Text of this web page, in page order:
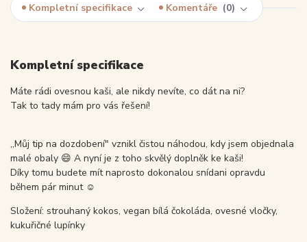
Kompletní specifikace Komentáře 0
Kompletní specifikace
Máte rádi ovesnou kaši, ale nikdy nevíte, co dát na ni?
Tak to tady mám pro vás řešení!
,,Můj tip na dozdobení" vznikl čistou náhodou, kdy jsem objednala
malé obaly 😄 A nyní je z toho skvělý doplněk ke kaši!
Díky tomu budete mít naprosto dokonalou snídani opravdu
během pár minut ☺️
Složení: strouhaný kokos, vegan bílá čokoláda, ovesné vločky,
kukuřičné lupínky